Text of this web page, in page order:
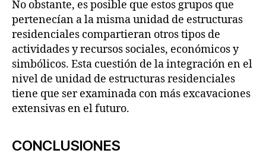
No obstante, es posible que estos grupos que
pertenecían a la misma unidad de estructuras
residenciales compartieran otros tipos de
actividades y recursos sociales, económicos y
simbólicos. Esta cuestión de la integración en el
nivel de unidad de estructuras residenciales
tiene que ser examinada con más excavaciones
extensivas en el futuro.
CONCLUSIONES